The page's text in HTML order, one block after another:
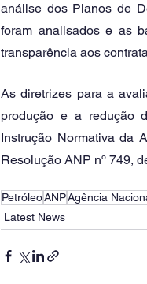
análise dos Planos de
foram analisados e as
transparência aos
As diretrizes para a
produção e a redução
Instrução Normativa da
Resolução ANP nº 749,
PetróleoANPAgência
Latest News